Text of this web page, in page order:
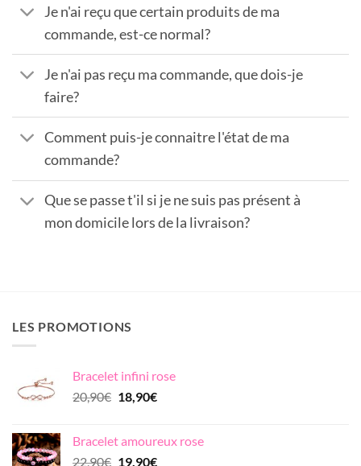
Je n'ai reçu que certain produits de ma
commande, est-ce normal?
Je n'ai pas reçu ma commande, que dois-je
faire?
Comment puis-je connaitre l'état de ma
commande?
Que se passe t'il si je ne suis pas présent à
mon domicile lors de la livraison?
LES PROMOTIONS
Bracelet infini rose
20,90€ Le
était :
18,90€Le
est :
Bracelet amoureux rose
22,90€ Le
19,90€Le